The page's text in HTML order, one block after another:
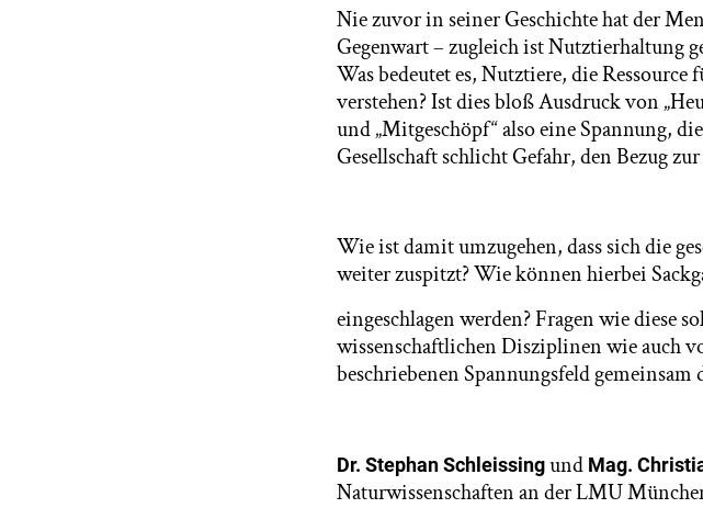
Nie zuvor in seiner Geschichte hat der
Gegenwart – zugleich ist Nutztierhaltung
Was bedeutet es, Nutztiere, die
verstehen? Ist dies bloß Ausdruck von
und „Mitgeschöpf“ also eine Spannung,
Gesellschaft schlicht Gefahr, den Bezug
Wie ist damit umzugehen, dass sich die
weiter zuspitzt? Wie können hierbei
eingeschlagen werden? Fragen wie diese
wissenschaftlichen Disziplinen wie auch
beschriebenen Spannungsfeld
Dr. Stephan Schleissingund Mag.
Naturwissenschaften an der LMU